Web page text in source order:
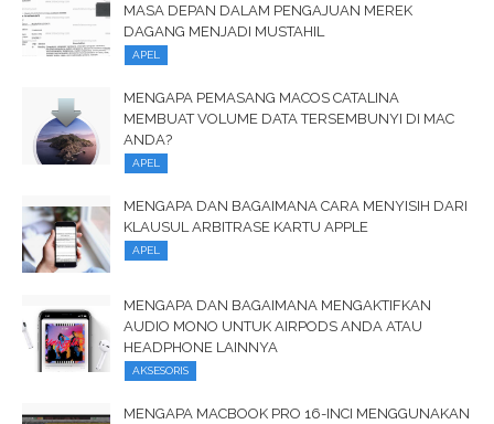
MASA DEPAN DALAM PENGAJUAN MEREK
DAGANG MENJADI MUSTAHIL
APEL
MENGAPA PEMASANG MACOS CATALINA
MEMBUAT VOLUME DATA TERSEMBUNYI DI MAC
ANDA?
APEL
MENGAPA DAN BAGAIMANA CARA MENYISIH DARI
KLAUSUL ARBITRASE KARTU APPLE
APEL
MENGAPA DAN BAGAIMANA MENGAKTIFKAN
AUDIO MONO UNTUK AIRPODS ANDA ATAU
HEADPHONE LAINNYA
AKSESORIS
MENGAPA MACBOOK PRO 16-INCI MENGGUNAKAN